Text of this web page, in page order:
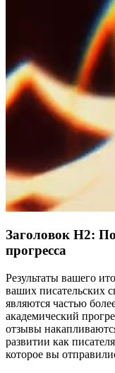
Заголовок H2:
прогресса
Результаты вашего
ваших писательских
являются частью
академический
отзывы
развитии как
которое вы